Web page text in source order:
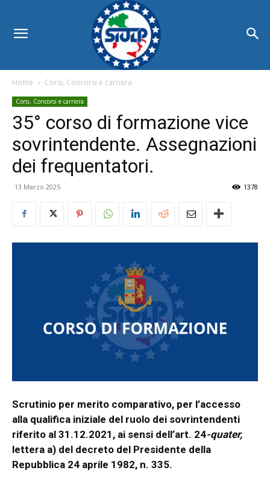
Home Corsi, Concorsi e carriera
Corsi, Concorsi e carriera
35° corso di formazione vice
sovrintendente. Assegnazioni
dei frequentatori.
13 Marzo 2025 1378
Scrutinio per merito comparativo, per l’accesso
alla qualifica iniziale del ruolo dei sovrintendenti
riferito al 31.12.2021, ai sensi dell’art. 24-quater,
lettera a) del decreto del Presidente della
Repubblica 24 aprile 1982, n. 335.